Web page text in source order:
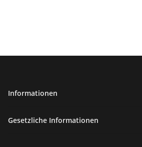
Informationen
Gesetzliche Informationen